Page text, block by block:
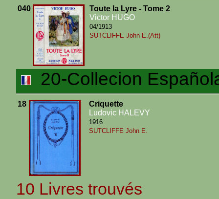
040
Toute la Lyre - Tome 2
Victor HUGO
04/1913
SUTCLIFFE John E.(Att)
20-Collecion
18
Criquette
Ludovic HALEVY
1916
SUTCLIFFE John E.
10 Livres trouvés